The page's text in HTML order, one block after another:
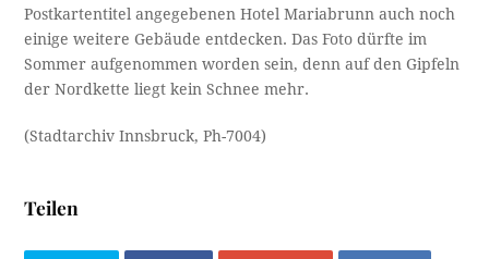
Postkartentitel angegebenen Hotel Mariabrunn auch noch
einige weitere Gebäude entdecken. Das Foto dürfte im
Sommer aufgenommen worden sein, denn auf den Gipfeln
der Nordkette liegt kein Schnee mehr.
(Stadtarchiv Innsbruck, Ph-7004)
Teilen